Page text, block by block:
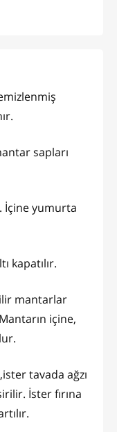
sapları
İçine yumurta
kapatılır.
mantarlar
içine,
tavada ağzı
İster fırına